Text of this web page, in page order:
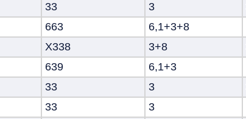
33 3
663 6,1+3+8
Х338 3+8
639 6,1+3
33 3
33 3